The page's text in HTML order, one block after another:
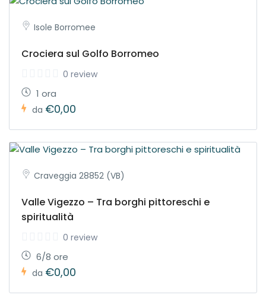
Isole Borromee
Crociera sul Golfo Borromeo
0 review
1 ora
da €0,00
Craveggia 28852 (VB)
Valle Vigezzo – Tra borghi pittoreschi e
spiritualità
0 review
6/8 ore
da €0,00